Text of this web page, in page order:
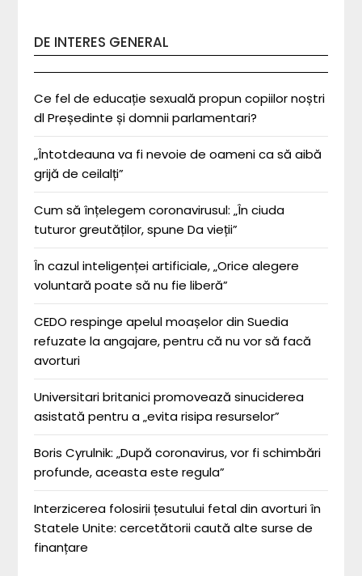
DE INTERES GENERAL
Ce fel de educație sexuală propun copiilor noștri
dl Președinte și domnii parlamentari?
„Întotdeauna va fi nevoie de oameni ca să aibă
grijă de ceilalți”
Cum să înțelegem coronavirusul: „În ciuda
tuturor greutăților, spune Da vieții”
În cazul inteligenței artificiale, „Orice alegere
voluntară poate să nu fie liberă”
CEDO respinge apelul moașelor din Suedia
refuzate la angajare, pentru că nu vor să facă
avorturi
Universitari britanici promovează sinuciderea
asistată pentru a „evita risipa resurselor”
Boris Cyrulnik: „După coronavirus, vor fi schimbări
profunde, aceasta este regula”
Interzicerea folosirii țesutului fetal din avorturi în
Statele Unite: cercetătorii caută alte surse de
finanțare